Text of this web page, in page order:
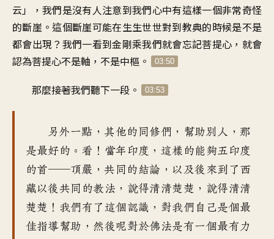
云」，我們是沒有人注意到我們心中有這樣一個非常奇怪
的斷崖 。 這個斷崖可能在生生世世對到教典的時候是不是
都會出現 ？ 我們一看到金剛乘我們就會忘記菩提心 ， 就會
認為菩提心不是軸 ， 不是中樞 。 03:50
那麼接著我們聽下一段 。 03:53
另外一點 ， 其他的同修們，幫助別人 ， 那
是最好的 。 看！當年印度 ， 這樣的能夠五印度
的首──頂嚴 ，共同的結論 ， 以及後來到了西
藏以後 共同的教法 ， 說得清清楚楚 ，說得清清
楚楚！ 我們有了這個認識 ， 對我們自己是個最
佳指導幫助 ， 然後呢對於佛法是有一個最有力